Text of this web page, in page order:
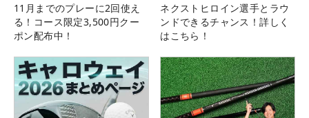
11月までのプレーに2回使え
る！コース限定3,500円クー
ポン配布中！
ネクストヒロイン選手とラウ
ンドできるチャンス！詳しく
はこちら！